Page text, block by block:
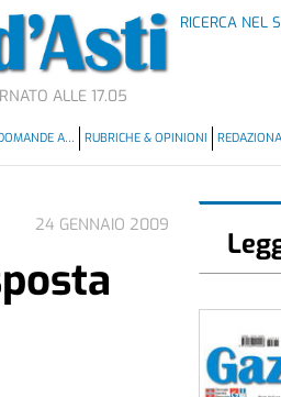
RICERCA NEL
ALLE 17.05
A… RUBRICHE & OPINIONI
24 GENNAIO 2009